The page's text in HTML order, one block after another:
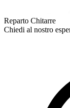
Reparto Chitarre
Chiedi al nostro